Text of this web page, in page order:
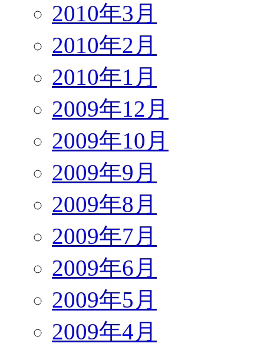
2010年3月
2010年2月
2010年1月
2009年12月
2009年10月
2009年9月
2009年8月
2009年7月
2009年6月
2009年5月
2009年4月